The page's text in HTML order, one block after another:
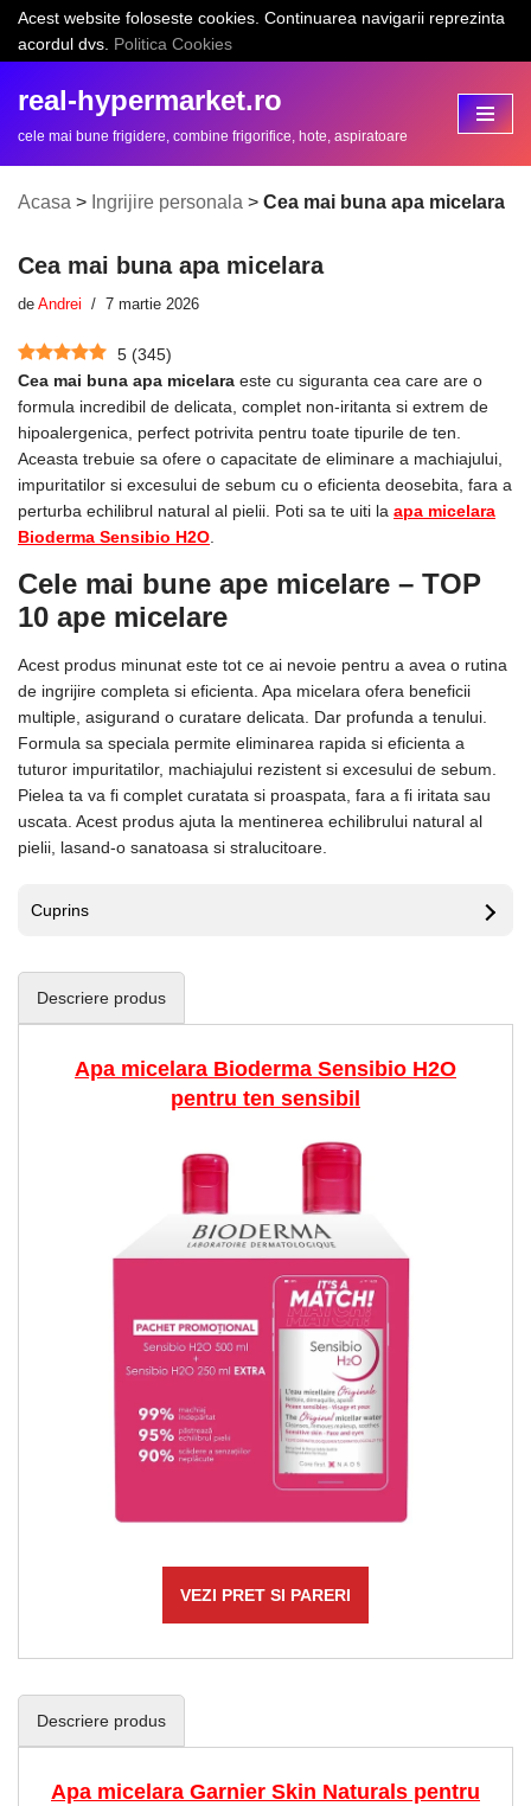
Sari
conținut
Acest website foloseste cookies. Continuarea navigarii reprezinta
acordul dvs. Politica Cookies
real-hypermarket.ro
cele mai bune frigidere, combine frigorifice, hote, aspiratoare
Acasa > Ingrijire personala > Cea mai buna apa micelara
Cea mai buna apa micelara
de Andrei 7 martie 2026
5 (345)
Cea mai buna apa micelara este cu siguranta cea care are o
formula incredibil de delicata, complet non-iritanta si extrem de
hipoalergenica, perfect potrivita pentru toate tipurile de ten.
Aceasta trebuie sa ofere o capacitate de eliminare a machiajului,
impuritatilor si excesului de sebum cu o eficienta deosebita, fara a
perturba echilibrul natural al pielii. Poti sa te uiti la apa micelara
Bioderma Sensibio H2O
Cele mai bune ape micelare – TOP
10 ape micelare
Acest produs minunat este tot ce ai nevoie pentru a avea o rutina
de ingrijire completa si eficienta. Apa micelara ofera beneficii
multiple, asigurand o curatare delicata. Dar profunda a tenului.
Formula sa speciala permite eliminarea rapida si eficienta a
tuturor impuritatilor, machiajului rezistent si excesului de sebum.
Pielea ta va fi complet curatata si proaspata, fara a fi iritata sau
uscata. Acest produs ajuta la mentinerea echilibrului natural al
pielii, lasand-o sanatoasa si stralucitoare.
Cuprins
Descriere produs
Apa micelara Bioderma Sensibio H2O
pentru ten sensibil
VEZI PRET SI PARERI
Descriere produs
Apa micelara Garnier Skin Naturals pentru